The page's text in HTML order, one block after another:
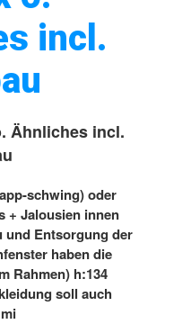
incl.
Ähnliches incl.
schwing) oder
+ Jalousien innen
und Entsorgung der
haben die
Rahmen) h:134
soll auch